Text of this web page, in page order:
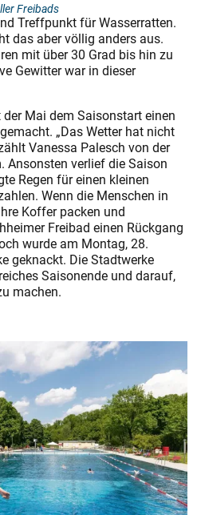
Freibads
Treffpunkt für Wasserratten.
das aber völlig anders aus.
mit über 30 Grad bis hin zu
Gewitter war in dieser
Mai dem Saisonstart einen
„Das Wetter hat nicht
Vanessa Palesch von der
Ansonsten verlief die Saison
Regen für einen kleinen
Wenn die Menschen in
Koffer packen und
Freibad einen Rückgang
wurde am Montag, 28.
geknackt. Die Stadtwerke
Saisonende und darauf,
machen.